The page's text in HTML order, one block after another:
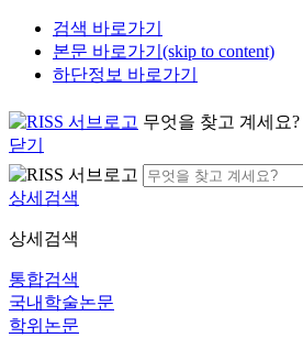
검색 바로가기
본문 바로가기(skip to content)
하단정보 바로가기
무엇을 찾고 계세요?
닫기
상세검색
상세검색
통합검색
국내학술논문
학위논문